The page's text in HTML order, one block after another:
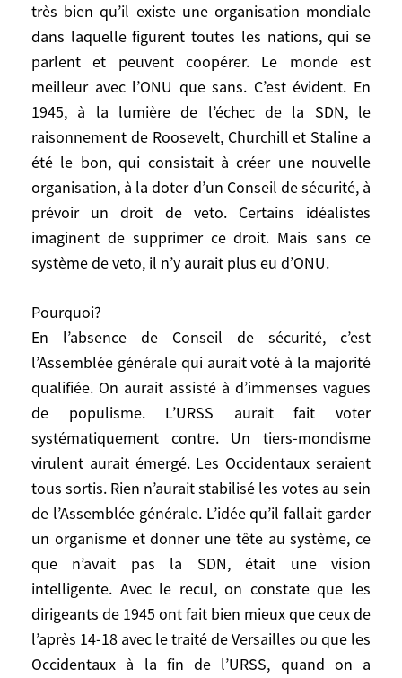
très bien qu’il existe une organisation mondiale
dans laquelle figurent toutes les nations, qui se
parlent et peuvent coopérer. Le monde est
meilleur avec l’ONU que sans. C’est évident. En
1945, à la lumière de l’échec de la SDN, le
raisonnement de Roosevelt, Churchill et Staline a
été le bon, qui consistait à créer une nouvelle
organisation, à la doter d’un Conseil de sécurité, à
prévoir un droit de veto. Certains idéalistes
imaginent de supprimer ce droit. Mais sans ce
système de veto, il n’y aurait plus eu d’ONU.
Pourquoi?
En l’absence de Conseil de sécurité, c’est
l’Assemblée générale qui aurait voté à la majorité
qualifiée. On aurait assisté à d’immenses vagues
de populisme. L’URSS aurait fait voter
systématiquement contre. Un tiers-mondisme
virulent aurait émergé. Les Occidentaux seraient
tous sortis. Rien n’aurait stabilisé les votes au sein
de l’Assemblée générale. L’idée qu’il fallait garder
un organisme et donner une tête au système, ce
que n’avait pas la SDN, était une vision
intelligente. Avec le recul, on constate que les
dirigeants de 1945 ont fait bien mieux que ceux de
l’après 14-18 avec le traité de Versailles ou que les
Occidentaux à la fin de l’URSS, quand on a
nations ne sont pas unies, pas plus que la
SDN n’était une société –elle tenait plus de
la jungle. Cela mis à part, je trouve très
bien qu’il existe une organisation mondiale
dans laquelle figurent toutes les nations,
qui se parlent et peuvent coopérer. Le
monde est meilleur avec l’ONU que sans.
C’est évident. En 1945, à la lumière de
l’échec de la SDN, le raisonnement de
Roosevelt, Churchill et Staline a été le bon,
qui consistait à créer une nouvelle
organisation, à la doter d’un Conseil de
Certains idéalistes imaginent de supprimer
ce droit. Mais sans ce système de veto, il
n’y aurait plus eu d’ONU.
Pourquoi?
En l’absence de Conseil de sécurité, c’est
l’Assemblée générale qui aurait voté à la
majorité qualifiée. On aurait assisté à
d’immenses vagues de populisme. L’URSS
aurait fait voter systématiquement contre.
Un tiers-mondisme virulent aurait émergé.
Les Occidentaux seraient tous sortis. Rien
n’aurait stabilisé les votes au sein de
l’Assemblée générale. L’idée qu’il fallait
garder un organisme et donner une tête au
système, ce que n’avait pas la SDN, était